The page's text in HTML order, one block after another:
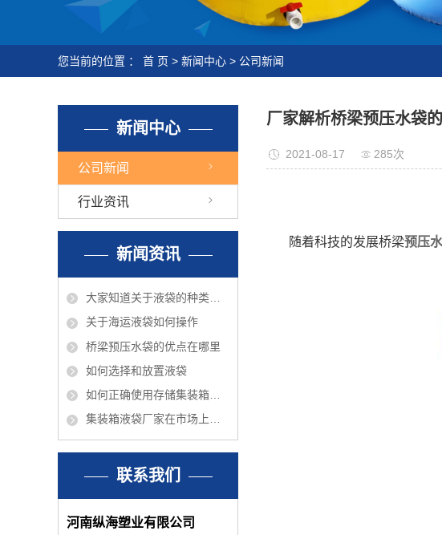
您当前的位置 ： 首 页 > 新闻中心 > 公司新闻
新闻中心
公司新闻
行业资讯
新闻资讯
大家知道关于液袋的种类有那些吗？
关于海运液袋如何操作
桥梁预压水袋的优点在哪里
如何选择和放置液袋
如何正确使用存储集装箱液袋呢？
集装箱液袋厂家在市场上有什么优点？
联系我们
河南纵海塑业有限公司
厂家解析桥梁预压水袋
2021-08-17 285次
随着科技的发展桥梁预压